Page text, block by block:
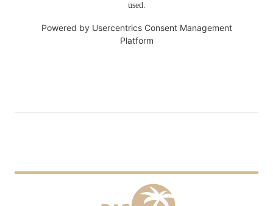
used.
Powered by Usercentrics Consent Management
Platform